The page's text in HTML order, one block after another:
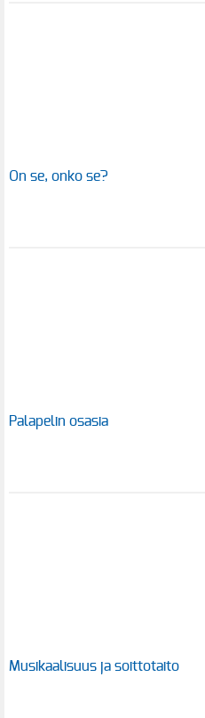
On se, onko se?
Palapelin osasia
Musikaalisuus ja soittotaito